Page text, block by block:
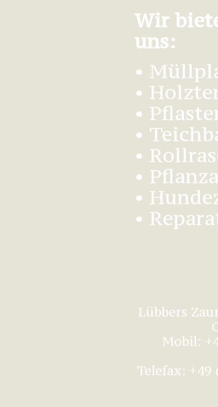
Wir
uns:
•
•
•
•
•
•
•
•
Lübbers
Mobil:
Telefax: +49